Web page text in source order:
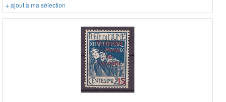
+ ajout à ma sélection